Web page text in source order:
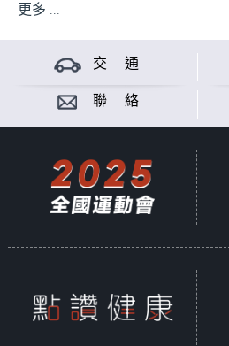
更多 ...
交 通
聯 絡